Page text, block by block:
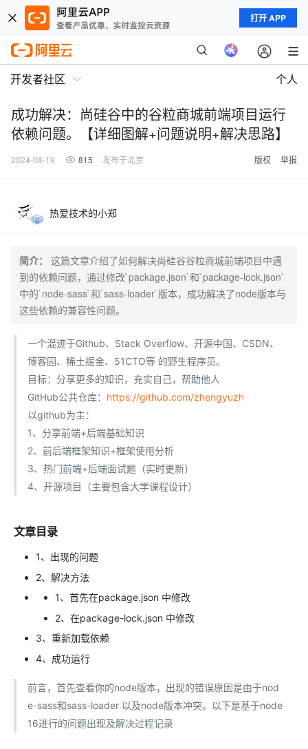
打开 APP
开发者社区 个人
成功解决：尚硅谷中的谷粒商城前端项目运行
依赖问题。【详细图解+问题说明+解决思路】
2024-08-19 815 发布于北京 版权 举报
热爱技术的小郑
简介：
这篇文章介绍了如何解决尚硅谷谷粒商城前端项目中遇
到的依赖问题，通过修改`package.json`和`package-lock.json`
中的`node-sass`和`sass-loader`版本，成功解决了node版本与
这些依赖的兼容性问题。
一个混迹于Github、Stack Overflow、开源中国、CSDN、
博客园、稀土掘金、51CTO等 的野生程序员。
目标：分享更多的知识，充实自己，帮助他人
GitHub公共仓库： https://github.com/zhengyuzh
以github为主：
1、分享前端+后端基础知识
2、前后端框架知识+框架使用分析
3、热门前端+后端面试题（实时更新）
4、开源项目（主要包含大学课程设计）
文章目录
1、出现的问题
2、解决方法
1、首先在package.json 中修改
2、在package-lock.json 中修改
3、重新加载依赖
4、成功运行
前言，首先查看你的node版本，出现的错误原因是由于nod
e-sass和sass-loader 以及node版本冲突。以下是基于node
16进行的问题出现及解决过程记录